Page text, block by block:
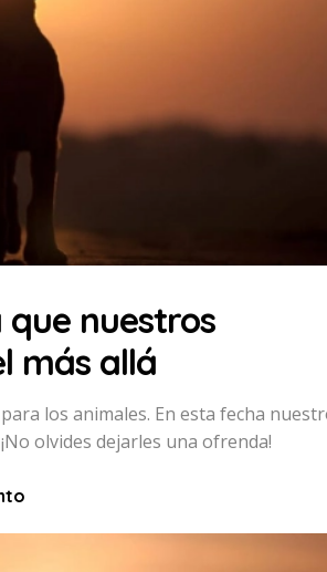
que nuestros
más allá
los animales. En esta fecha
olvides dejarles una ofrenda!